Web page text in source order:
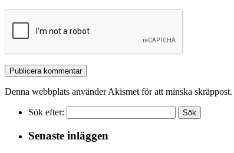
Denna webbplats använder Akismet för att minska skräppost.
Sök efter:
Senaste inläggen